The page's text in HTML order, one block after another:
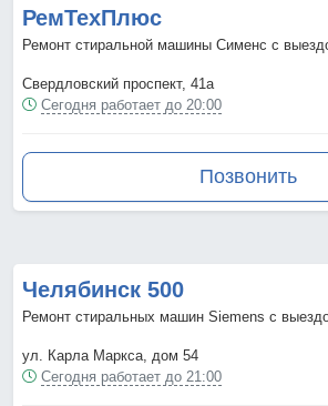
РемТехПлюс
Ремонт стиральной машины Сименс с
Свердловский проспект, 41а
Сегодня работает до 20:00
Позвонить
Челябинск 500
Ремонт стиральных машин Siemens с
ул. Карла Маркса, дом 54
Сегодня работает до 21:00